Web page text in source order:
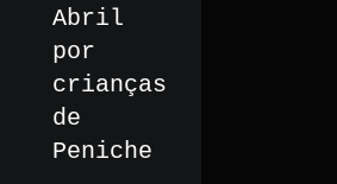
Abril
por
crianças
de
Peniche